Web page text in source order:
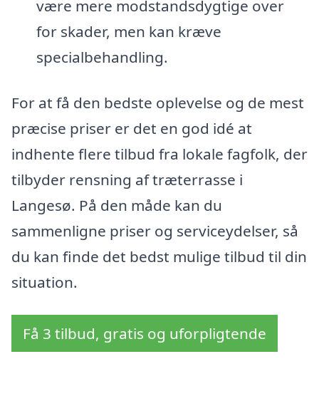
være mere modstandsdygtige over
for skader, men kan kræve
specialbehandling.
For at få den bedste oplevelse og de mest
præcise priser er det en god idé at
indhente flere tilbud fra lokale fagfolk, der
tilbyder rensning af træterrasse i
Langesø. På den måde kan du
sammenligne priser og serviceydelser, så
du kan finde det bedst mulige tilbud til din
situation.
Få 3 tilbud, gratis og uforpligtende